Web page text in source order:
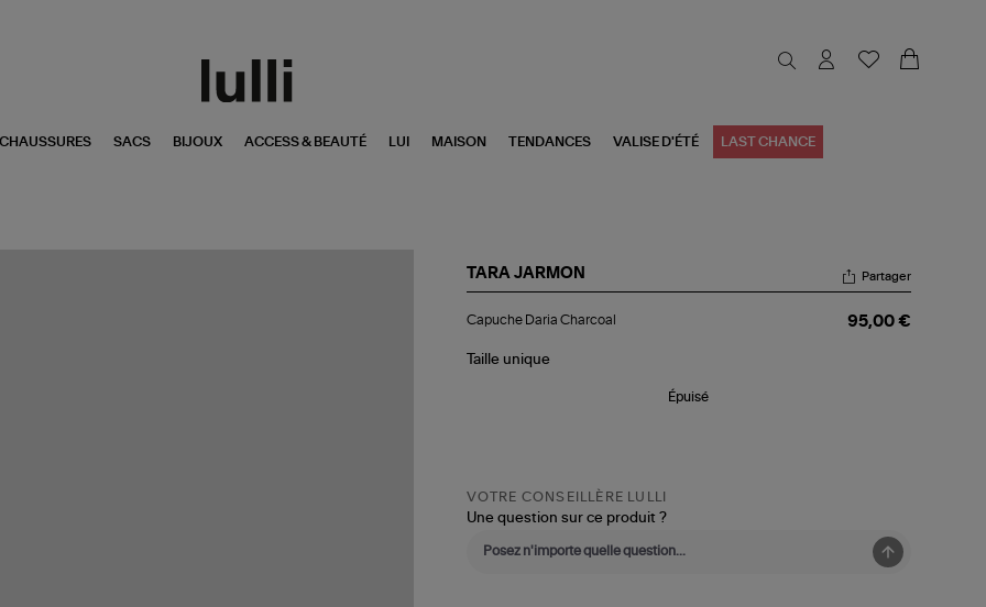
CHAUSSURES SACS BIJOUX ACCESS & BEAUTÉ LUI MAISON TENDANCES VALISE D'ÉTÉ LAST CHANCE
TARA JARMON
Daria
Partager
Capuche Daria Charcoal 95,00 €
Taille unique
Épuisé
VOTRE CONSEILLÈRE LULLI
Une question sur ce produit ?